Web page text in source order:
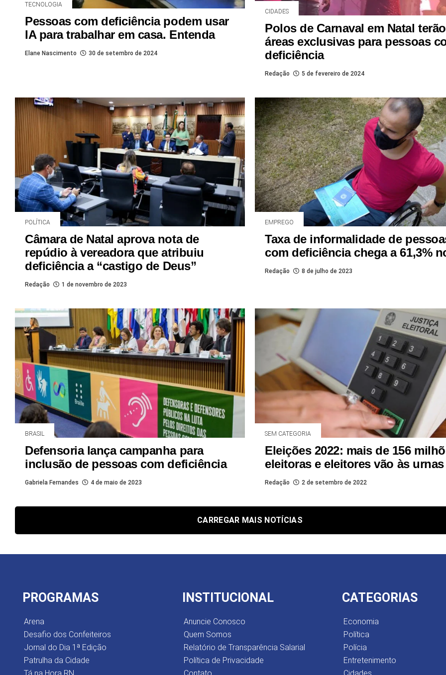
TECNOLOGIA
Pessoas com deficiência podem usar
IA para trabalhar em casa. Entenda
Elane Nascimento 30 de setembro de 2024
CIDADES
Polos de Carnaval em Natal terão
áreas exclusivas para pessoas
deficiência
Redação 5 de fevereiro de 2024
POLÍTICA
Câmara de Natal aprova nota de
repúdio à vereadora que atribuiu
deficiência a “castigo de Deus”
Redação 1 de novembro de 2023
EMPREGO
Taxa de informalidade de
com deficiência chega a 61,3%
Redação 8 de julho de 2023
BRASIL
Defensoria lança campanha para
inclusão de pessoas com deficiência
Gabriela Fernandes 4 de maio de 2023
SEM CATEGORIA
Eleições 2022: mais de 156
eleitoras e eleitores vão às urnas
Redação 2 de setembro de 2022
CARREGAR MAIS NOTÍCIAS
PROGRAMAS
Arena
Desafio dos Confeiteiros
Jornal do Dia 1ª Edição
Patrulha da Cidade
Tá na Hora RN
INSTITUCIONAL
Anuncie Conosco
Quem Somos
Relatório de Transparência Salarial
Política de Privacidade
Contato
CATEGORIAS
Economia
Política
Polícia
Entretenimento
Cidades